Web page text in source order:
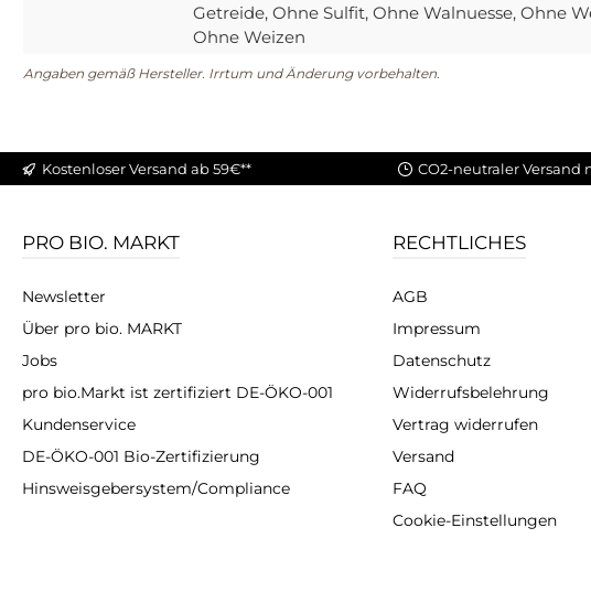
Getreide, Ohne Sulfit, Ohne Walnuesse, Ohne
Ohne Weizen
Angaben gemäß Hersteller. Irrtum und Änderung vorbehalten.
Kostenloser Versand ab 59€** CO2-neutraler Versand
PRO BIO. MARKT
Newsletter
Über pro bio. MARKT
Jobs
pro bio.Markt ist zertifiziert DE-ÖKO-001
Kundenservice
DE-ÖKO-001 Bio-Zertifizierung
Hinsweisgebersystem/Compliance
RECHTLICHES
AGB
Impressum
Datenschutz
Widerrufsbelehrung
Vertrag widerrufen
Versand
FAQ
Cookie-Einstellungen